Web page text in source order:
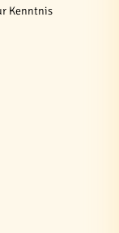
Kenntnis